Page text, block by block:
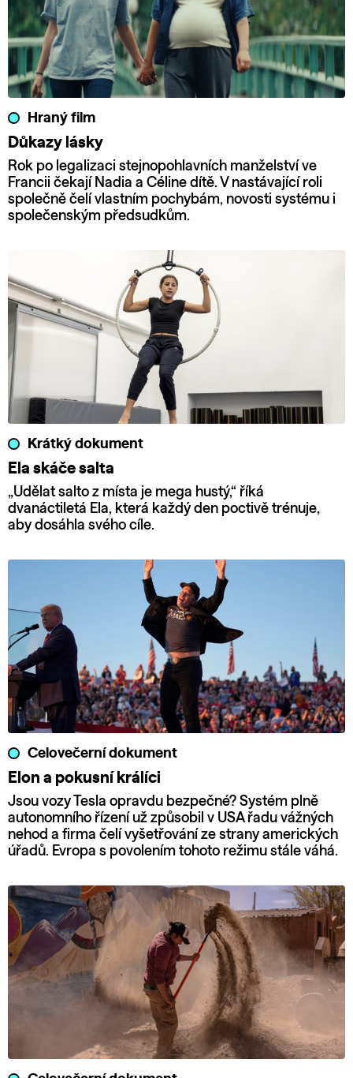
Hraný film
Důkazy lásky
Rok po legalizaci stejnopohlavních manželství ve
Francii čekají Nadia a Céline dítě. V nastávající roli
společně čelí vlastním pochybám, novosti systému i
společenským předsudkům.
Krátký dokument
Ela skáče salta
„Udělat salto z místa je mega hustý,“ říká
dvanáctiletá Ela, která každý den poctivě trénuje,
aby dosáhla svého cíle.
Celovečerní dokument
Elon a pokusní králíci
Jsou vozy Tesla opravdu bezpečné? Systém plně
autonomního řízení už způsobil v USA řadu vážných
nehod a firma čelí vyšetřování ze strany amerických
úřadů. Evropa s povolením tohoto režimu stále váhá.